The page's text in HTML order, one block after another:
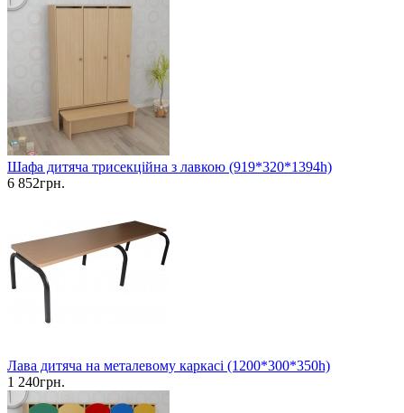
Шафа дитяча трисекційна з лавкою (919*320*1394h)
6 852грн.
Лава дитяча на металевому каркасі (1200*300*350h)
1 240грн.